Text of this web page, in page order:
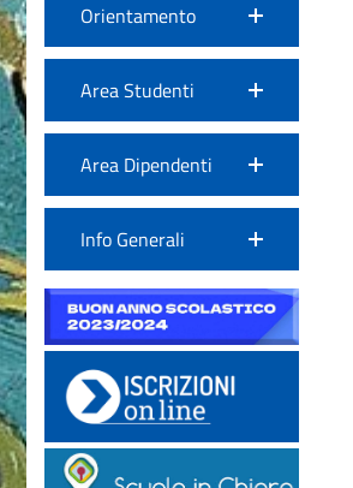
Orientamento
Area Studenti
Area Dipendenti
Info Generali